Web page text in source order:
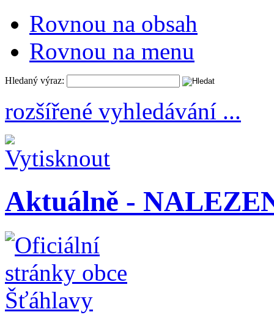
Rovnou na obsah
Rovnou na menu
Hledaný výraz:
rozšířené vyhledávání ...
Aktuálně -